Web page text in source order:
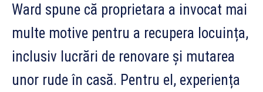
Ward spune că proprietara a invocat mai
multe motive pentru a recupera locuința,
inclusiv lucrări de renovare și mutarea
unor rude în casă. Pentru el, experiența